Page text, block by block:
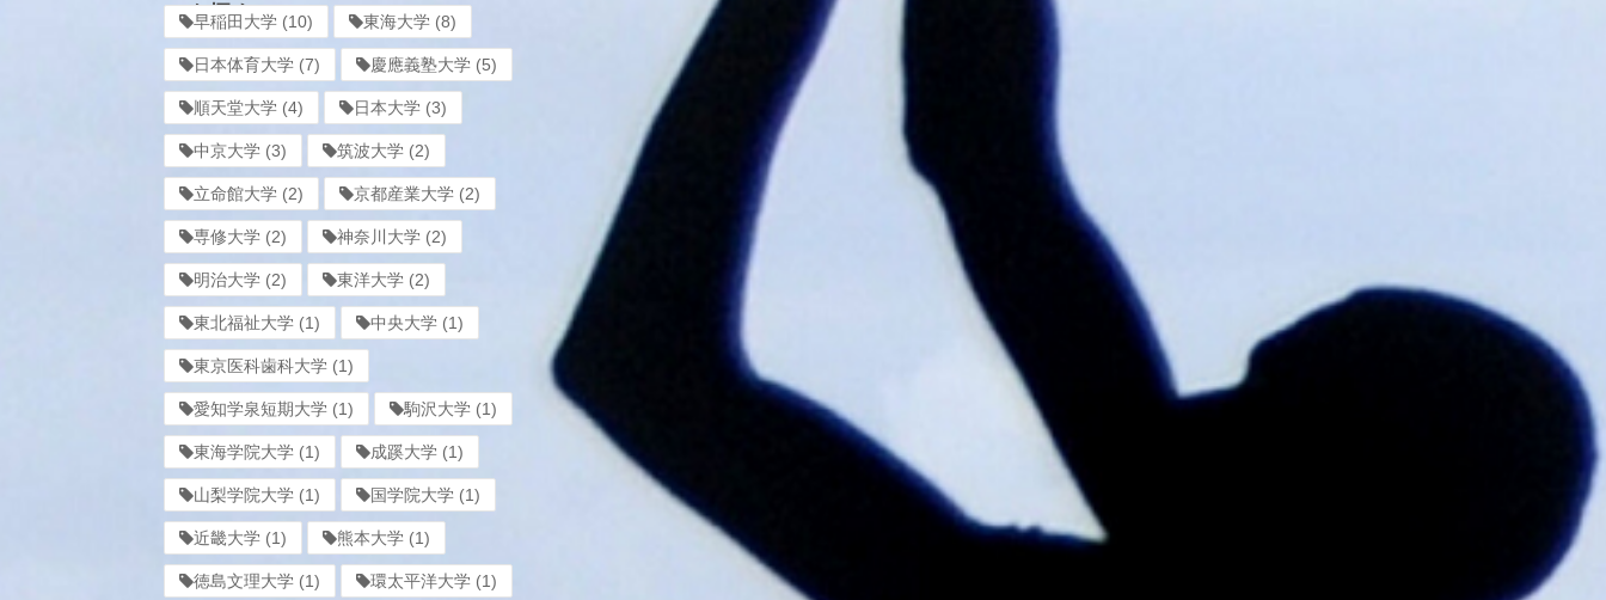
を探す
早稲田大学 (10) 東海大学 (8)
日本体育大学 (7) 慶應義塾大学 (5)
順天堂大学 (4) 日本大学 (3)
中京大学 (3) 筑波大学 (2)
立命館大学 (2) 京都産業大学 (2)
専修大学 (2) 神奈川大学 (2)
明治大学 (2) 東洋大学 (2)
東北福祉大学 (1) 中央大学 (1)
東京医科歯科大学 (1)
愛知学泉短期大学 (1) 駒沢大学 (1)
東海学院大学 (1) 成蹊大学 (1)
山梨学院大学 (1) 国学院大学 (1)
近畿大学 (1) 熊本大学 (1)
徳島文理大学 (1) 環太平洋大学 (1)